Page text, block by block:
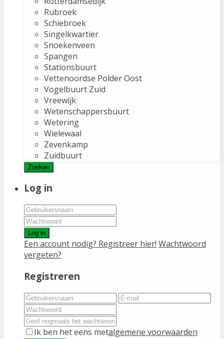
Rubroek
Schiebroek
Singelkwartier
Snoekenveen
Spangen
Stationsbuurt
Vettenoordse Polder Oost
Vogelbuurt Zuid
Vreewijk
Wetenschappersbuurt
Wetering
Wielewaal
Zevenkamp
Zuidbuurt
Zoeken
Log in
Log in
Een account nodig? Registreer hier! Wachtwoord
vergeten?
Registreren
Ik ben het eens metalgemene voorwaarden